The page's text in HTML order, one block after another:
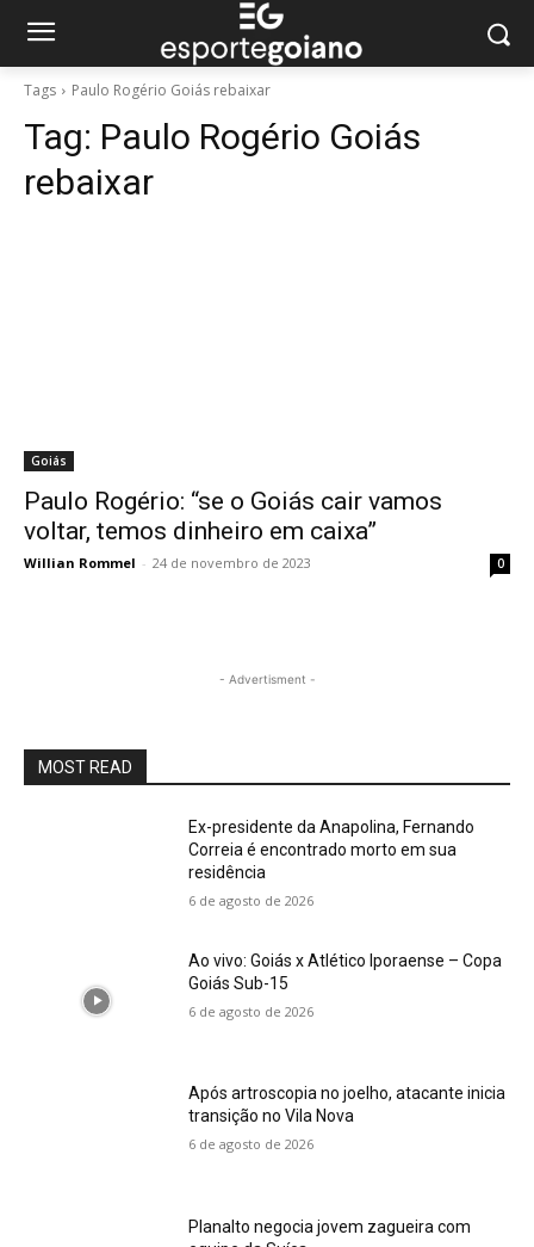
Tags Paulo Rogério Goiás rebaixar
Tag: Paulo Rogério Goiás
rebaixar
Goiás
Paulo Rogério: “se o Goiás cair vamos
voltar, temos dinheiro em caixa”
Willian Rommel - 24 de novembro de 2023 0
- Advertisment -
MOST READ
Ex-presidente da Anapolina, Fernando
Correia é encontrado morto em sua
residência
6 de agosto de 2026
Ao vivo: Goiás x Atlético Iporaense – Copa
Goiás Sub-15
6 de agosto de 2026
Após artroscopia no joelho, atacante inicia
transição no Vila Nova
6 de agosto de 2026
Planalto negocia jovem zagueira com